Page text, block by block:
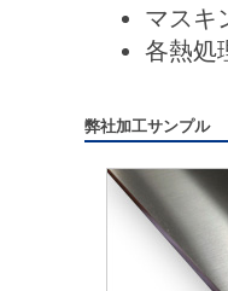
マスキ
各熱処
弊社加工サンプル